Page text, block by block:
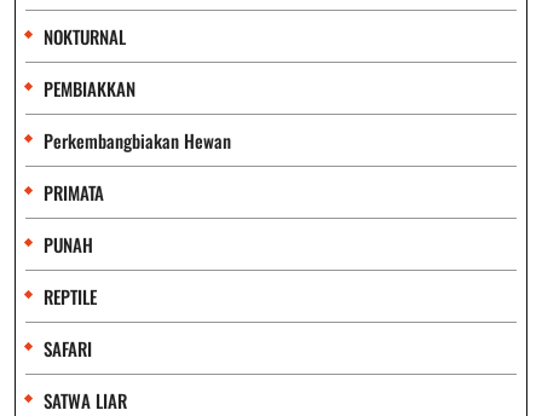
NOKTURNAL
PEMBIAKKAN
Perkembangbiakan Hewan
PRIMATA
PUNAH
REPTILE
SAFARI
SATWA LIAR